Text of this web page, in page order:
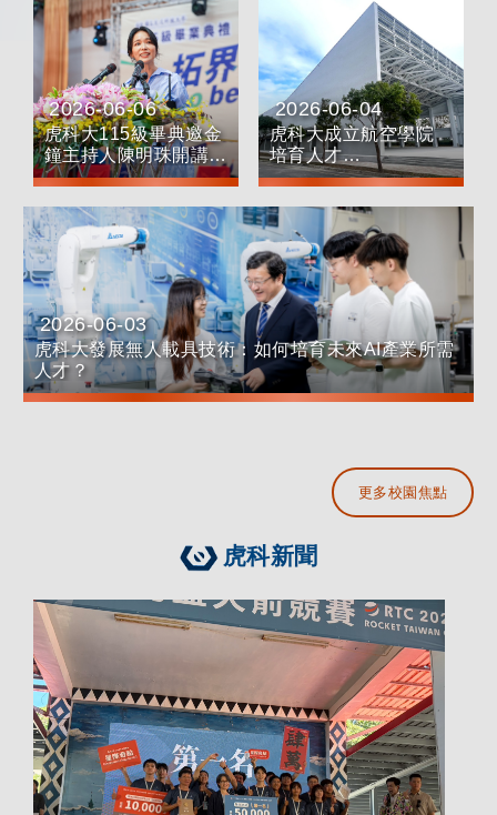
日期：
2026-06-06
虎科大115級畢典邀金
鐘主持人陳明珠開講
勉畢業生先勇敢、再完
日期：
2026-06-04
虎科大成立航空學院
培育人才
日期：
2026-06-03
虎科大發展無人載具技術：如何培育未來AI產業所需
人才？
更多校園焦點
虎科新聞